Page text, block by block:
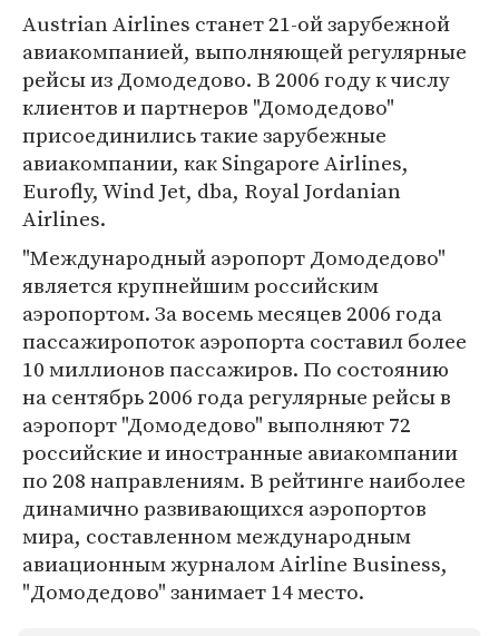
Austrian Airlines станет 21-ой зарубежной
авиакомпанией, выполняющей регулярные
рейсы из Домодедово. В 2006 году к числу
клиентов и партнеров "Домодедово"
присоединились такие зарубежные
авиакомпании, как Singapore Airlines,
Eurofly, Wind Jet, dba, Royal Jordanian
Airlines.
"Международный аэропорт Домодедово"
является крупнейшим российским
аэропортом. За восемь месяцев 2006 года
пассажиропоток аэропорта составил более
10 миллионов пассажиров. По состоянию
на сентябрь 2006 года регулярные рейсы в
аэропорт "Домодедово" выполняют 72
российские и иностранные авиакомпании
по 208 направлениям. В рейтинге наиболее
динамично развивающихся аэропортов
мира, составленном международным
авиационным журналом Airline Business,
"Домодедово" занимает 14 место.